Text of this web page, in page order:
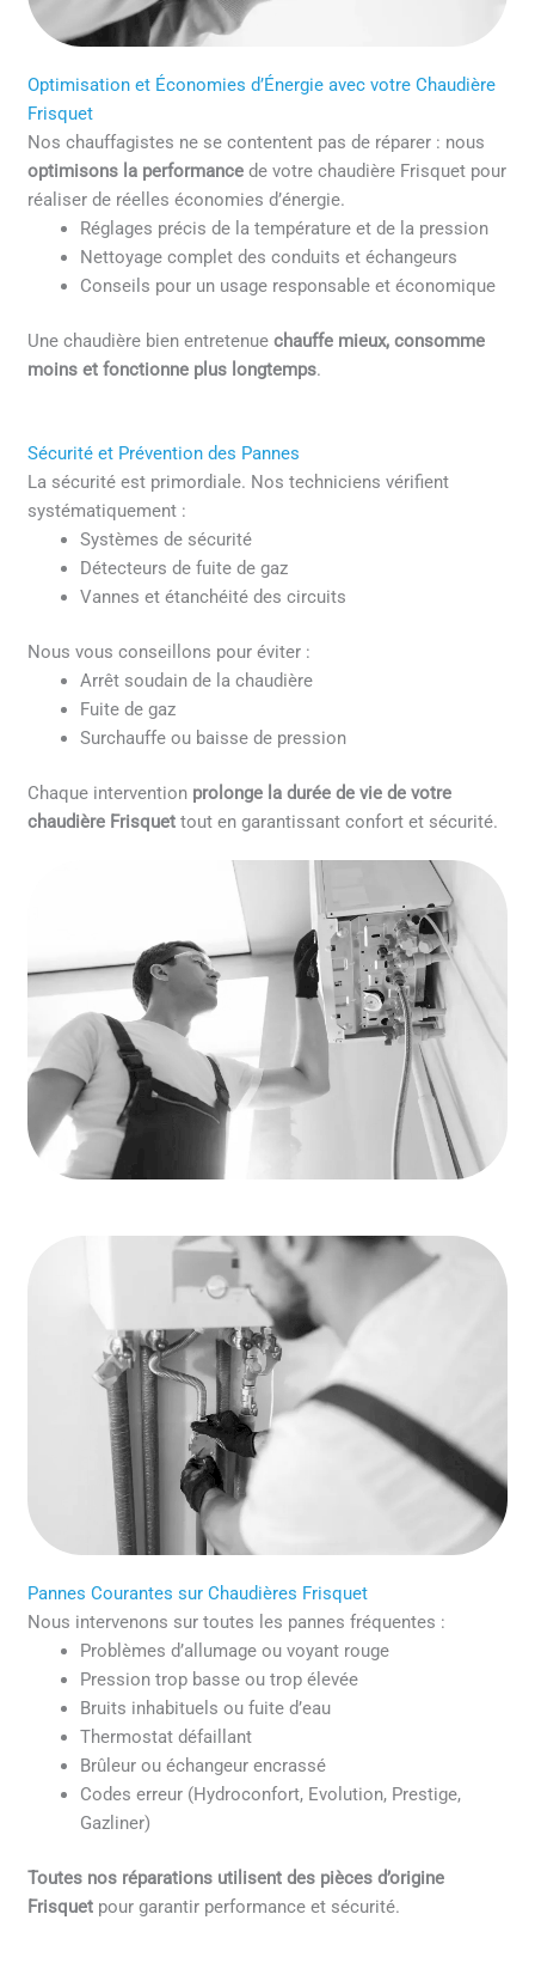
Optimisation et Économies d’Énergie avec votre Chaudière
Frisquet
Nos chauffagistes ne se contentent pas de réparer : nous
optimisons la performance de votre chaudière Frisquet pour
réaliser de réelles économies d’énergie.
Réglages précis de la température et de la pression
Nettoyage complet des conduits et échangeurs
Conseils pour un usage responsable et économique
Une chaudière bien entretenuechauffe mieux, consomme
moins et fonctionne plus longtemps.
Sécurité et Prévention des Pannes
La sécurité est primordiale. Nos techniciens vérifient
systématiquement :
Systèmes de sécurité
Détecteurs de fuite de gaz
Vannes et étanchéité des circuits
Nous vous conseillons pour éviter :
Arrêt soudain de la chaudière
Fuite de gaz
Surchauffe ou baisse de pression
Chaque intervention prolonge la durée de vie de votre
chaudière Frisquet tout en garantissant confort et sécurité.
Pannes Courantes sur Chaudières Frisquet
Nous intervenons sur toutes les pannes fréquentes :
Problèmes d’allumage ou voyant rouge
Pression trop basse ou trop élevée
Bruits inhabituels ou fuite d’eau
Thermostat défaillant
Brûleur ou échangeur encrassé
Codes erreur (Hydroconfort, Evolution, Prestige,
Gazliner)
Toutes nos réparations utilisent des pièces d’origine
Frisquet pour garantir performance et sécurité.